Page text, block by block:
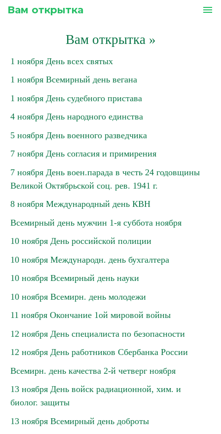
Вам открытка menu
Вам открытка»
1 ноября День всех святых
1 ноября Всемирный день вегана
1 ноября День судебного пристава
4 ноября День народного единства
5 ноября День военного разведчика
7 ноября День согласия и примирения
7 ноября День воен.парада в честь 24 годовщины
Великой Октябрьской соц. рев. 1941 г.
8 ноября Международный день КВН
Всемирный день мужчин 1-я суббота ноября
10 ноября День российской полиции
10 ноября Международн. день бухгалтера
10 ноября Всемирный день науки
10 ноября Всемирн. день молодежи
11 ноября Окончание 1ой мировой войны
12 ноября День специалиста по безопасности
12 ноября День работников Сбербанка России
Всемирн. день качества 2-й четверг ноября
13 ноября День войск радиационной, хим. и
биолог. защиты
13 ноября Всемирный день доброты